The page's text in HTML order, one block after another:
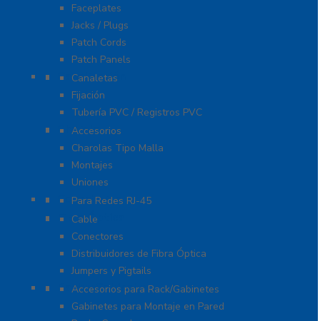
Faceplates
Jacks / Plugs
Patch Cords
Patch Panels
Canalización
Canaletas
Fijación
Tubería PVC / Registros PVC
Charola
Accesorios
Charolas Tipo Malla
Montajes
Uniones
Conectores
Para Redes RJ-45
Fibra Óptica
Cable
Conectores
Distribuidores de Fibra Óptica
Jumpers y Pigtails
Rack y Gabinetes
Accesorios para Rack/Gabinetes
Gabinetes para Montaje en Pared